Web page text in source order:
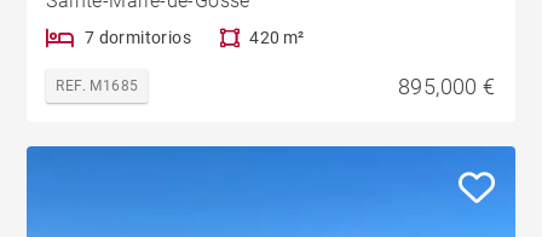
7 dormitorios 420 m²
REF. M1685 895,000 €